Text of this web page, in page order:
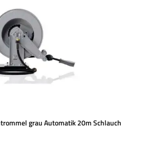
grau Automatik 20m Schlauch